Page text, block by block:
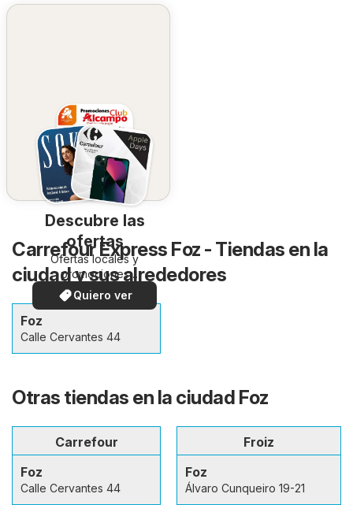
Descubre las
ofertas
Ofertas locales y
promociones
especiales.
Quiero ver
Carrefour Express Foz - Tiendas en la
ciudad y sus alrededores
Foz
Calle Cervantes 44
Otras tiendas en la ciudad Foz
Carrefour
Foz
Calle Cervantes 44
Froiz
Foz
Álvaro Cunqueiro 19-21